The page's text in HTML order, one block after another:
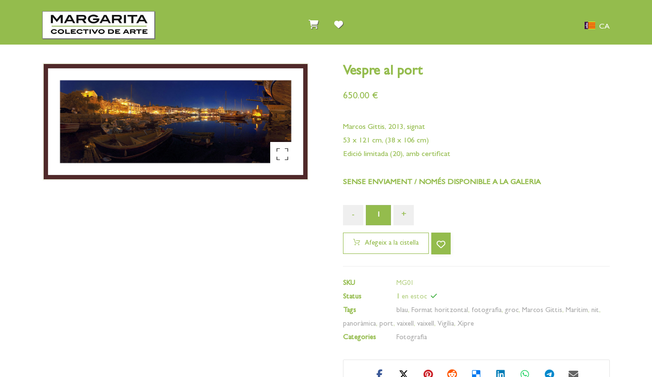
CA
Enlarge the image
Vespre al port
650.00€
Marcos Gittis, 2013, signat
53 x 121 cm, (38 x 106 cm)
Edició limitada (20), amb certificat
SENSE ENVIAMENT / NOMÉS DISPONIBLE A LA GALERIA
- +
Afegeix a la cistella
SKU
MG01
Status
1 en estoc
Tags
blau, Format horitzontal, fotografia,groc, Marcos Gittis, Marítim, nit,
panoràmica, port,vaixell,vaixell,Vigília,Xipre
Categories
Fotografia